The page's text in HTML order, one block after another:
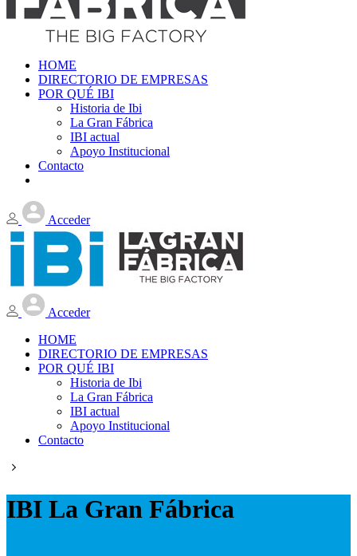
HOME
DIRECTORIO DE EMPRESAS
POR QUÉ IBI
Historia de Ibi
La Gran Fábrica
IBI actual
Apoyo Institucional
Contacto
Acceder
Acceder
HOME
DIRECTORIO DE EMPRESAS
POR QUÉ IBI
Historia de Ibi
La Gran Fábrica
IBI actual
Apoyo Institucional
Contacto
IBI La Gran Fábrica